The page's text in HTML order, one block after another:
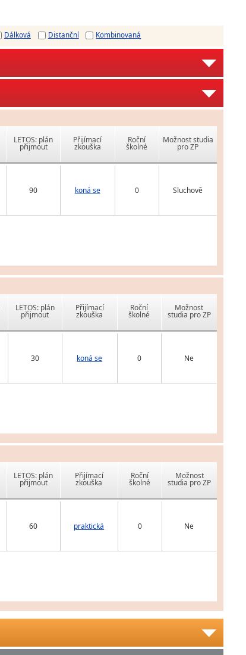
Dálková Distanční Kombinovaná
LETOS: plán
přijmout
Přijímací
zkouška
Roční
školné
Možnost studia
pro ZP
90 koná se 0 Sluchově
LETOS: plán
přijmout
Přijímací
zkouška
Roční
školné
Možnost
studia pro ZP
30 koná se 0 Ne
LETOS: plán
přijmout
Přijímací
zkouška
Roční
školné
Možnost
studia pro ZP
60 praktická 0 Ne